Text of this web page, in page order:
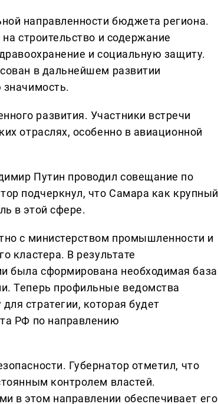
направленности бюджета региона.
строительство и содержание
и социальную защиту.
в дальнейшем развитии
значимость.
развития. Участники встречи
отраслях, особенно в авиационной
Путин проводил совещание по
подчеркнул, что Самара как крупный
в этой сфере.
с министерством промышленности и
кластера. В результате
была сформирована необходимая база
Теперь профильные ведомства
стратегии, которая будет
РФ по направлению
Губернатор отметил, что
контролем властей.
в этом направлении обеспечивает его